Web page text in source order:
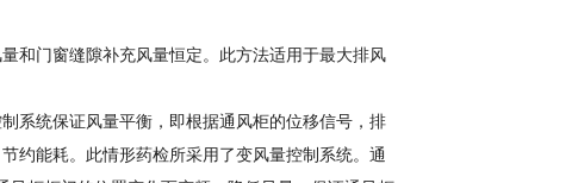
和门窗缝隙补充风量恒定。此方法适用于最大排风
系统保证风量平衡，即根据通风柜的位移信号，排
约能耗。此情形药检所采用了变风量控制系统。通